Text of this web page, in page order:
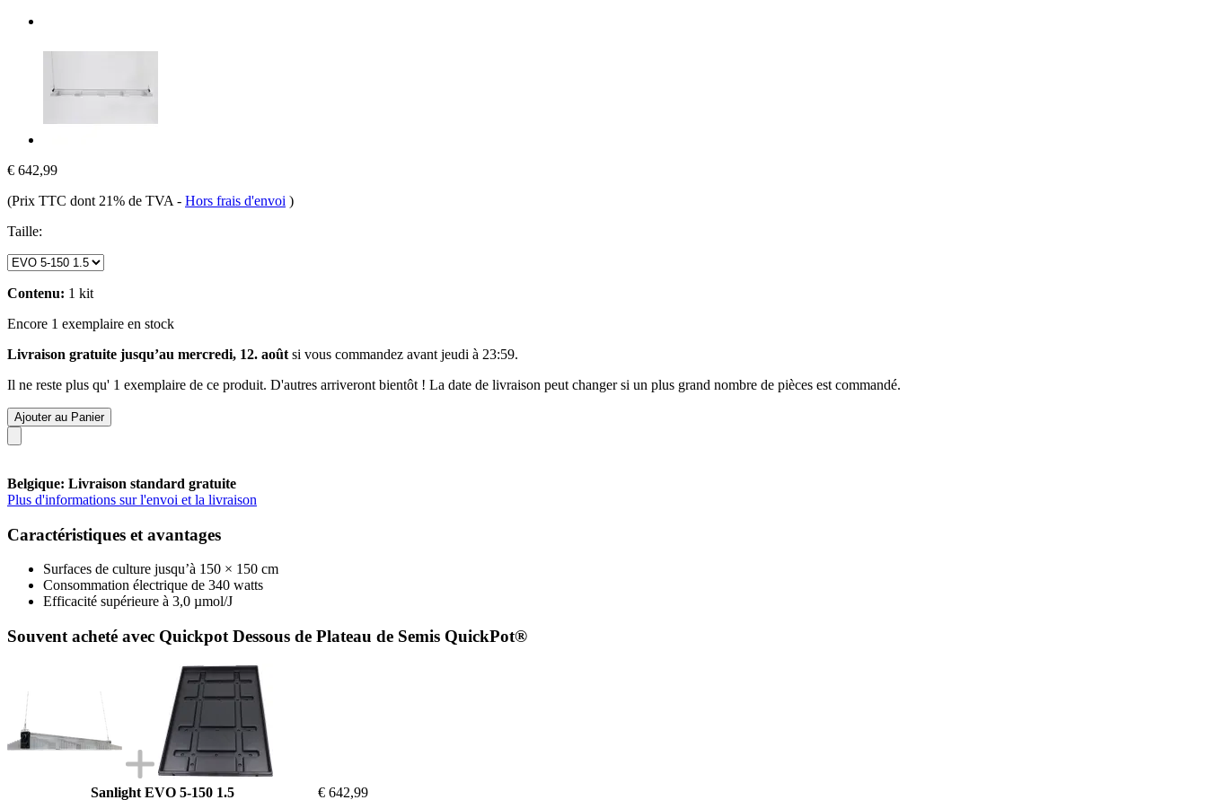
€ 642,99
(Prix TTC dont 21% de TVA - Hors frais d'envoi )
Taille:
Contenu: 1 kit
Encore 1 exemplaire en stock
Livraison gratuite jusqu’au mercredi, 12. août si vous commandez avant jeudi à 23:59.
Il ne reste plus qu' 1 exemplaire de ce produit. D'autres arriveront bientôt ! La date de livraison peut changer si un plus grand nombre de pièces est commandé.
Ajouter au Panier
Belgique: Livraison standard gratuite
Plus d'informations sur l'envoi et la livraison
Caractéristiques et avantages
Surfaces de culture jusqu’à 150 × 150 cm
Consommation électrique de 340 watts
Efficacité supérieure à 3,0 µmol/J
Souvent acheté avec Quickpot Dessous de Plateau de Semis QuickPot®
Sanlight EVO 5-150 1.5 € 642,99